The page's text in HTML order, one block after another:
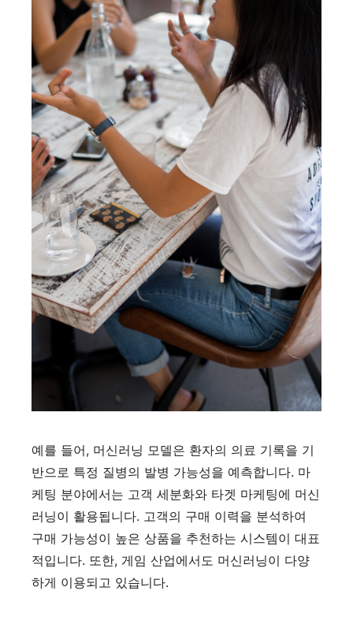
예를 들어, 머신러닝 모델은 환자의 의료 기록을 기
반으로 특정 질병의 발병 가능성을 예측합니다. 마
케팅 분야에서는 고객 세분화와 타겟 마케팅에 머신
러닝이 활용됩니다. 고객의 구매 이력을 분석하여
구매 가능성이 높은 상품을 추천하는 시스템이 대표
적입니다. 또한, 게임 산업에서도 머신러닝이 다양
하게 이용되고 있습니다.